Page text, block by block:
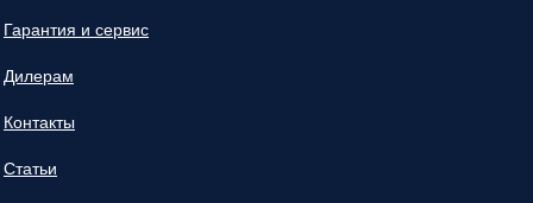
Гарантия и сервис
Дилерам
Контакты
Статьи